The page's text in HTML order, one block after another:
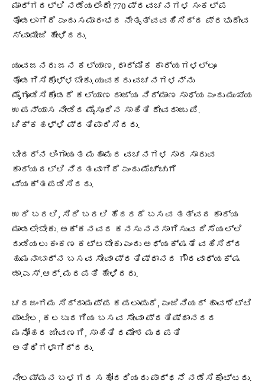
ಮಾರ್ಗದಲ್ಲಿ ನಡೆಯಲೆಂದೇ 770 ಪ್ರವಚನಗಳ ಸಂಕಲ್ಪ
ತೊಡಲಾಗಿದೆ ಎಂದು ಸಮಾರಂಭದ ನೇತೃತ್ವವಹಿಸಿದ್ದ ಪ್ರಭುದೇವ
ಸ್ವಾಮೀಜಿ ಹೇಳಿದರು.
ಯುವಜನರು ಜನ ಕಲ್ಯಾಣ, ಧಾರ್ಮಿಕ ಕಾರ್ಯಗಳಲ್ಲೂ
ತೊಡಗಿಸಿಕೊಳ್ಳಬೇಕು. ಯುವಕರು ವಚನಗಳನ್ನು
ಮೈಗೂಡಿಸಿಕೊಂಡರೆ ಕಲ್ಯಾಣ ರಾಜ್ಯ ನಿರ್ಮಾಣ ಸಾಧ್ಯ ಎಂದು ಮುಖ್ಯ
ಉಪನ್ಯಾಸ ನೀಡಿದ ಮೈಸೂರಿನ ಸಾಹಿತಿ ದೇವರಾಜು ಪಿ.
ಚಿಕ್ಕಹಳ್ಳಿ ಪ್ರತಿಪಾದಿಸಿದರು.
ಬೀದರ್‍ನ ಲಿಂಗಾಯತ ಮಹಾಮಠ ವಚನಗಳ ಸಾರ ಸಾರುವ
ಕಾರ್ಯದಲ್ಲಿ ನಿರತವಾಗಿದೆ ಎಂದು ಮೆಚ್ಚುಗೆ
ವ್ಯಕ್ತಪಡಿಸಿದರು.
ಉರಿ ಬರಲಿ, ಸಿರಿ ಬರಲಿ ಹೆದರದೆ ಬಸವ ತತ್ವದ ಕಾರ್ಯ
ಮಾಡಲೇಬೇಕು. ಅಕ್ಕನವರ ಕನಸು ನನಸಾಗಿಸುವ ದಿಸೆಯಲ್ಲಿ
ದುಡಿಯಲು ಕಂಕಣ ಕಟ್ಟಬೇಕು ಎಂದು ಅಧ್ಯಕ್ಷತೆ ವಹಿಸಿದ್ದ
ಹುಮನಾಬಾದ್‍ನ ಬಸವ ಸೇವಾ ಪ್ರತಿಷ್ಠಾನದ ಗೌರವಾಧ್ಯಕ್ಷ
ಡಾ.ಎಸ್.ಆರ್. ಮಠಪತಿ ಹೇಳಿದರು.
ಚರಜಂಗಮ ಸಿದ್ರಾಮಪ್ಪ ಕಪಲಾಪುರೆ, ಎಂಜಿನಿಯರ್ ಹಾವಶೆಟ್ಟಿ
ಪಾಟೀಲ, ಕಲಬುರಗಿಯ ಬಸವ ಸೇವಾ ಪ್ರತಿಷ್ಠಾನದದ
ಮನೋಹರ ಜೀವಣಗಿ, ಸಾಹಿತಿ ರಮೇಶ ಮಠಪತಿ
ಅತಿಥಿಗಳಾಗಿದ್ದರು.
ನೀಲಮ್ಮನ ಬಳಗದ ಸಹೋದರಿಯರು ಪಾರ್ಥನೆ ನಡೆಸಿಕೊಟ್ಟರು.